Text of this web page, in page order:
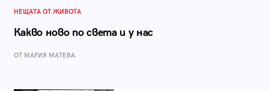
НЕЩАТА ОТ ЖИВОТА
Какво ново по света и у нас
ОТ МАРИЯ МАТЕВА